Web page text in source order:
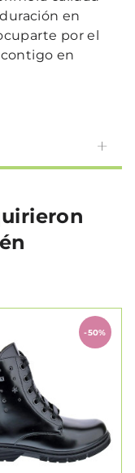
en
por el
en
-50%